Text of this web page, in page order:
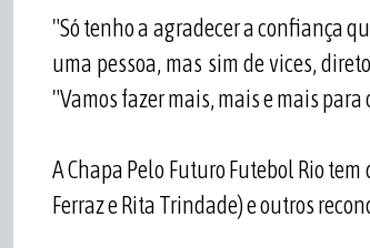
"Só tenho a agradecer a confiança
uma pessoa, mas sim de vices,
"Vamos fazer mais, mais e mais
A Chapa Pelo Futuro Futebol Rio
Ferraz e Rita Trindade) e outros